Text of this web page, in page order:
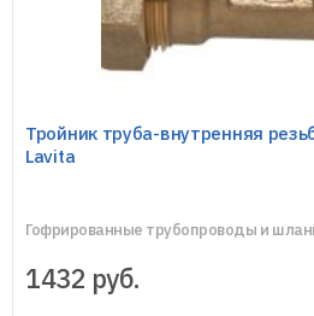
Тройник труба-внутренняя
Lavita
Гофрированные трубопроводы и
1432 руб.